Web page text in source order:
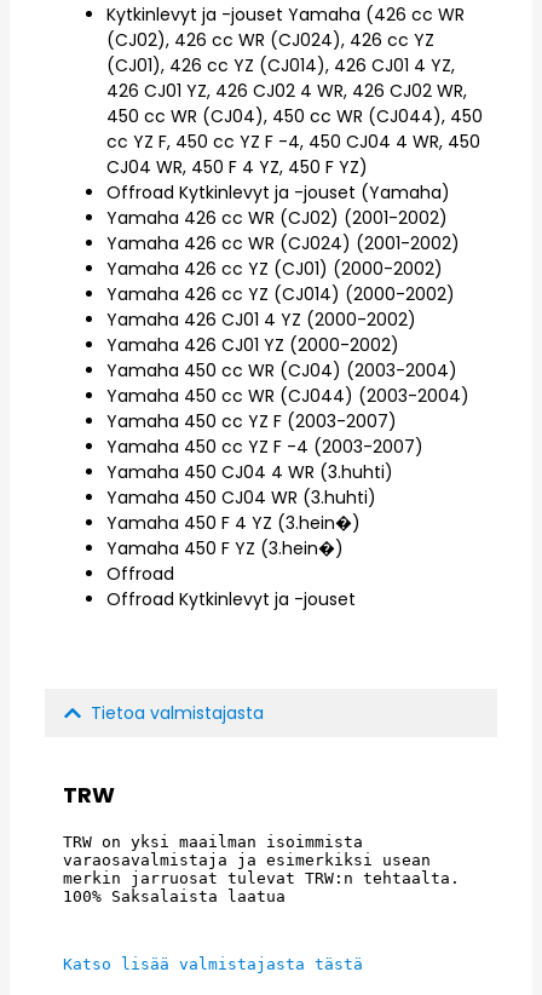
Kytkinlevyt ja -jouset Yamaha (426 cc WR
(CJ02), 426 cc WR (CJ024), 426 cc YZ
(CJ01), 426 cc YZ (CJ014), 426 CJ01 4 YZ,
426 CJ01 YZ, 426 CJ02 4 WR, 426 CJ02 WR,
450 cc WR (CJ04), 450 cc WR (CJ044), 450
cc YZ F, 450 cc YZ F -4, 450 CJ04 4 WR, 450
CJ04 WR, 450 F 4 YZ, 450 F YZ)
Offroad Kytkinlevyt ja -jouset (Yamaha)
Yamaha 426 cc WR (CJ02) (2001-2002)
Yamaha 426 cc WR (CJ024) (2001-2002)
Yamaha 426 cc YZ (CJ01) (2000-2002)
Yamaha 426 cc YZ (CJ014) (2000-2002)
Yamaha 426 CJ01 4 YZ (2000-2002)
Yamaha 426 CJ01 YZ (2000-2002)
Yamaha 450 cc WR (CJ04) (2003-2004)
Yamaha 450 cc WR (CJ044) (2003-2004)
Yamaha 450 cc YZ F (2003-2007)
Yamaha 450 cc YZ F -4 (2003-2007)
Yamaha 450 CJ04 4 WR (3.huhti)
Yamaha 450 CJ04 WR (3.huhti)
Yamaha 450 F 4 YZ (3.hein�)
Yamaha 450 F YZ (3.hein�)
Offroad
Offroad Kytkinlevyt ja -jouset
Tietoa valmistajasta
TRW
TRW on yksi maailman isoimmista
varaosavalmistaja ja esimerkiksi usean
merkin jarruosat tulevat TRW:n tehtaalta.
100% Saksalaista laatua
Katso lisää valmistajasta tästä